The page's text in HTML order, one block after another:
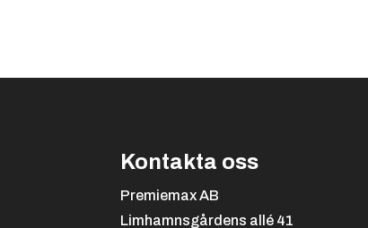
Kontakta oss
Premiemax AB
Limhamnsgårdens allé 41